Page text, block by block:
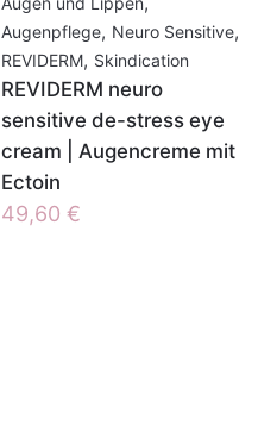
Augenpflege, Neuro Sensitive,
REVIDERM, Skindication
REVIDERM neuro
sensitive de-stress eye
cream | Augencreme mit
Ectoin
49,60 €